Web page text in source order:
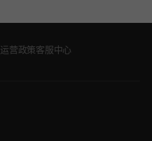
运营政策客服中心